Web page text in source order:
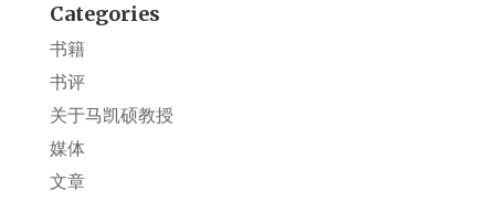
Categories
书籍
书评
关于马凯硕教授
媒体
文章